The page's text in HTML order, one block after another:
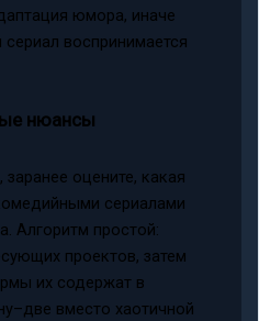
юмора, иначе
воспринимается
нюансы
оцените, какая
сериалами
Алгоритм простой:
проектов, затем
их содержат в
вместо хаотичной